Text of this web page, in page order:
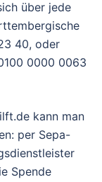
über jede
40, oder
0000 0063
kann man
per Sepa-
Spende